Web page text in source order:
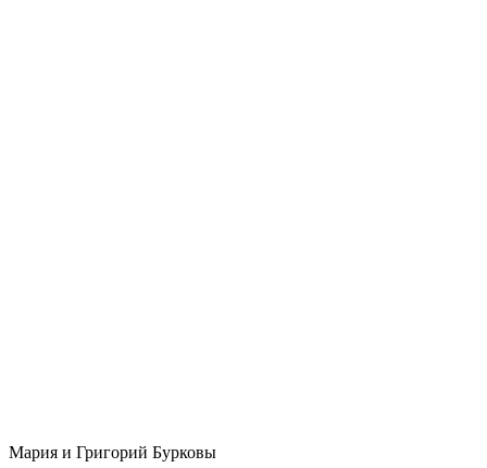
Мария и Григорий Бурковы